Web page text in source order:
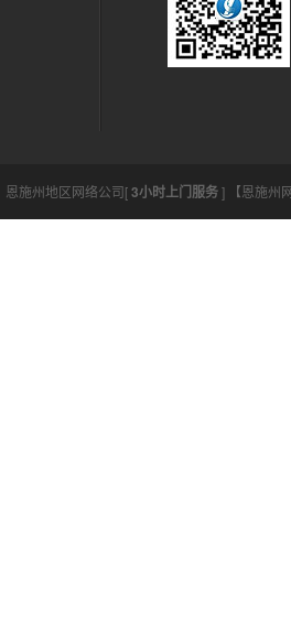
恩施州地区网络公司[3小时上门服务] 【恩施州